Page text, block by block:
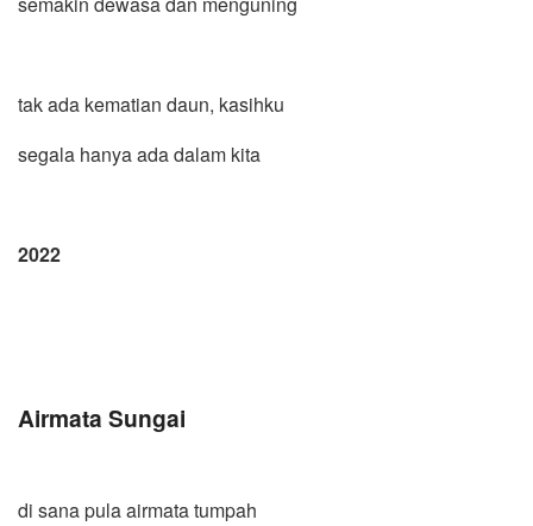
tak ada kematian daun, kasihku
segala hanya ada dalam kita
2022
Airmata Sungai
di sana pula airmata tumpah